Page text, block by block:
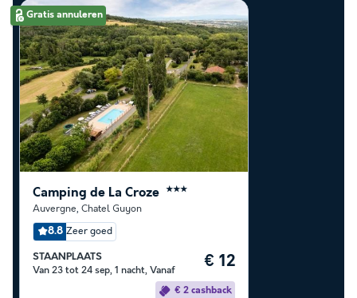
Gratis annuleren
Camping de La Croze ★★★
Auvergne, Chatel Guyon
8.8 Zeer goed
STAANPLAATS
Van 23 tot 24 sep, 1 nacht, Vanaf
€ 12
€ 2 cashback